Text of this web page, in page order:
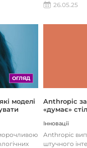
26.05.25
ОГЛЯД
моделі
Anthropic
«думає»
Інновації
Anthropic
штучного